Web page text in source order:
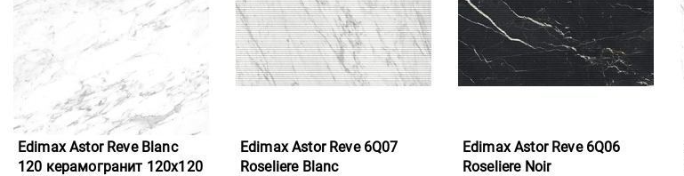
Edimax Astor Reve Blanc
120 керамогранит 120x120
Edimax Astor Reve 6Q07
Roseliere Blanc
Edimax Astor Reve 6Q06
Roseliere Noir